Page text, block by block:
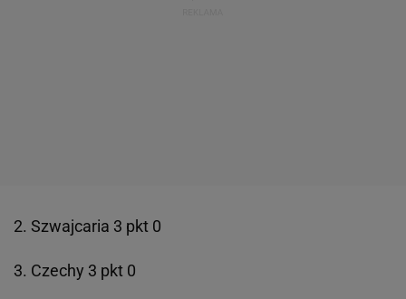
2. Szwajcaria 3 pkt 0
3. Czechy 3 pkt 0